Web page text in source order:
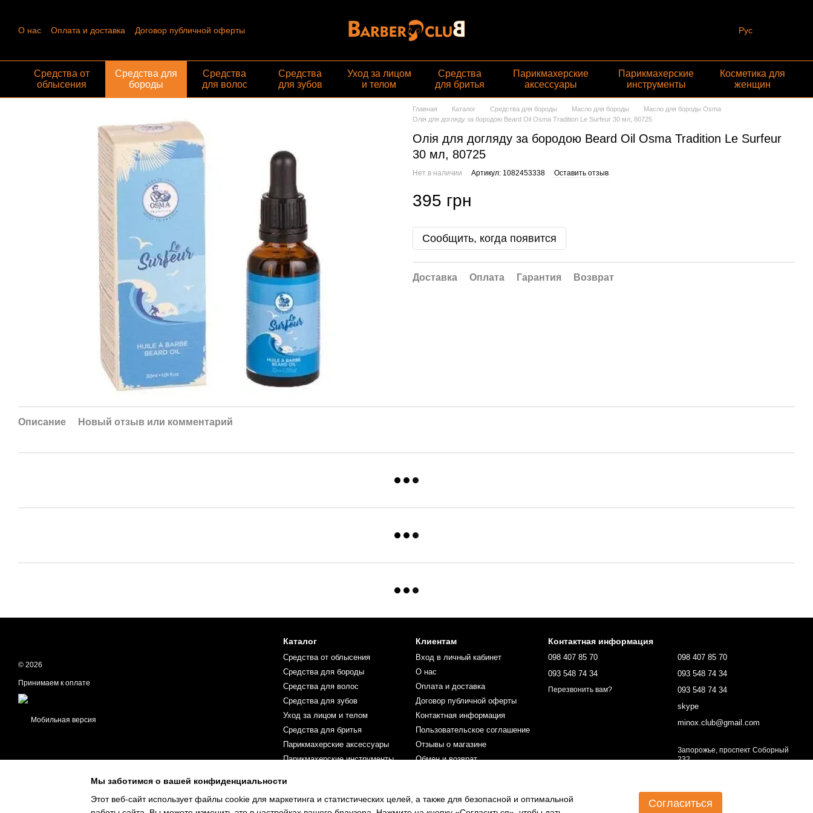
О нас Оплата и доставка
Договор публичной оферты
Рус
Средства от
облысения
Средства для
бороды
Средства
для волос
Средства
для зубов
Уход за лицом
и телом
Средства
для бритья
Парикмахерские
аксессуары
Парикмахерские
инструменты
Косметика для
женщин
Главная Каталог Средства для бороды Масло для бороды
Масло для бороды Osma
Олія для догляду за бородою Beard Oil Osma Tradition Le Surfeur 30 мл, 80725
Олія для догляду за бородою Beard Oil Osma Tradition Le Surfeur
30 мл, 80725
Нет в наличии Артикул: 1082453338 Оставить отзыв
395 грн
Сообщить, когда появится
Доставка Оплата Гарантия Возврат
Описание Новый отзыв или комментарий
© 2026
Принимаем к оплате
Мобильная версия
Каталог
Средства от облысения
Средства для бороды
Средства для волос
Средства для зубов
Уход за лицом и телом
Средства для бритья
Парикмахерские аксессуары
Парикмахерские инструменты
Клиентам
Вход в личный кабинет
О нас
Оплата и доставка
Договор публичной оферты
Контактная информация
Пользовательское соглашение
Отзывы о магазине
Обмен и возврат
Контактная информация
098 407 85 70
093 548 74 34
Перезвонить вам?
098 407 85 70
093 548 74 34
093 548 74 34
skype
minox.club@gmail.com
Запорожье, проспект Соборный
232
Мы заботимся о вашей конфиденциальности
Этот веб-сайт использует файлы cookie для маркетинга и статистических целей, а также для безопасной и оптимальной
Согласиться